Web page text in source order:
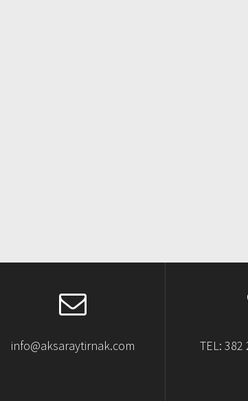
info@aksaraytirnak.com TEL: 382